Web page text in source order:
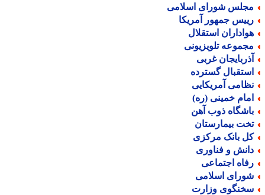
شورای اسلامی
جمهور آمریکا
استقلال
تلویزیونی
غربی
گسترده
آمریکایی
خمینی (ره)
ذوب آهن
بیمارستان
بانک مرکزی
و فناوری
اجتماعی
اسلامی
وزارت